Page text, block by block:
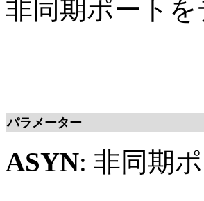
非同期ポート
パラメーター
ASYN: 非同期